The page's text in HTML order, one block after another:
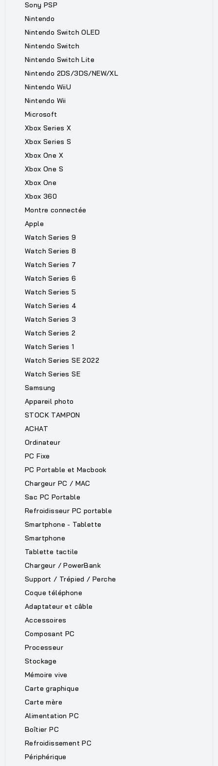
Sony PSP
Nintendo
Nintendo Switch OLED
Nintendo Switch
Nintendo Switch Lite
Nintendo 2DS/3DS/NEW/XL
Nintendo WiiU
Nintendo Wii
Microsoft
Xbox Series X
Xbox Series S
Xbox One X
Xbox One S
Xbox One
Xbox 360
Montre connectée
Apple
Watch Series 9
Watch Series 8
Watch Series 7
Watch Series 6
Watch Series 5
Watch Series 4
Watch Series 3
Watch Series 2
Watch Series 1
Watch Series SE 2022
Watch Series SE
Samsung
Appareil photo
STOCK TAMPON
ACHAT
Ordinateur
PC Fixe
PC Portable et Macbook
Chargeur PC / MAC
Sac PC Portable
Refroidisseur PC portable
Smartphone - Tablette
Smartphone
Tablette tactile
Chargeur / PowerBank
Support / Trépied / Perche
Coque téléphone
Adaptateur et câble
Accessoires
Composant PC
Processeur
Stockage
Mémoire vive
Carte graphique
Carte mère
Alimentation PC
Boîtier PC
Refroidissement PC
Périphérique